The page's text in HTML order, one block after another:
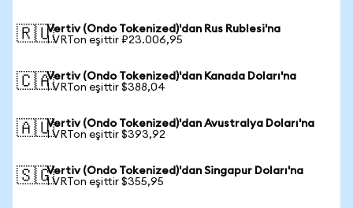
🇷🇺Vertiv (Ondo Tokenized)'dan Rus Rublesi'na
1 VRTon eşittir ₽23.006,95
🇨🇦Vertiv (Ondo Tokenized)'dan Kanada Doları'na
1 VRTon eşittir $388,04
🇦🇺Vertiv (Ondo Tokenized)'dan Avustralya Doları'na
1 VRTon eşittir $393,92
🇸🇬Vertiv (Ondo Tokenized)'dan Singapur Doları'na
1 VRTon eşittir $355,95